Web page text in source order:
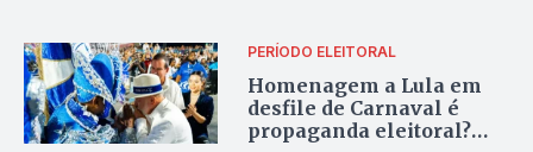
PERÍODO ELEITORAL
Homenagem a Lula em
desfile de Carnaval é
propaganda eleitoral?